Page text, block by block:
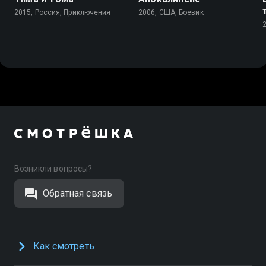
2015, Россия, Приключения 2006, США, Боевик
Возникли вопросы?
Обратная связь
Как смотреть